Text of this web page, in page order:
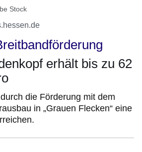
Stock
erhält bis zu 62
die Förderung mit dem
in „Grauen Flecken“ eine